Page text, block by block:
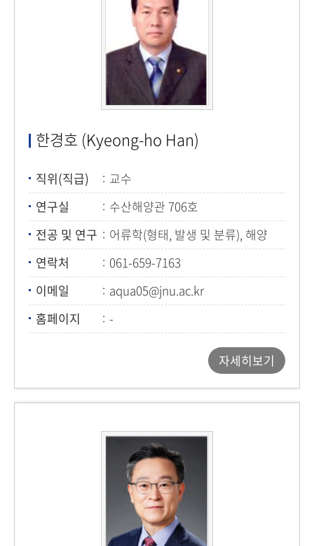
한경호 (Kyeong-ho Han)
직위(직급)
교수
연구실
수산해양관 706호
전공 및 연구
어류학(형태, 발생 및 분류), 해양
생태 및 자원학, 자원생물학
(해양생물학)
연락처
061-659-7163
이메일
aqua05@jnu.ac.kr
홈페이지
-
자세히보기